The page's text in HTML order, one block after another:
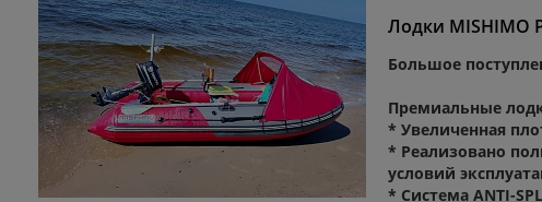
Лодки MISHIMO
Большое
Премиальные
* Увеличенная
* Реализовано
условий
* Система ANTI-